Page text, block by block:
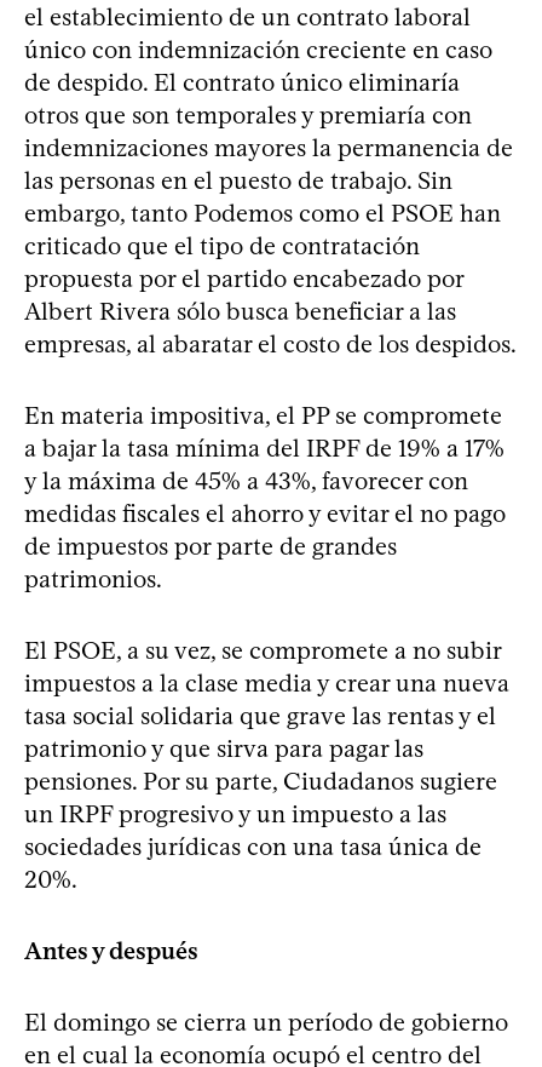
el establecimiento de un contrato laboral
único con indemnización creciente en caso
de despido. El contrato único eliminaría
otros que son temporales y premiaría con
indemnizaciones mayores la permanencia de
las personas en el puesto de trabajo. Sin
embargo, tanto Podemos como el PSOE han
criticado que el tipo de contratación
propuesta por el partido encabezado por
Albert Rivera sólo busca beneficiar a las
empresas, al abaratar el costo de los despidos.
En materia impositiva, el PP se compromete
a bajar la tasa mínima del IRPF de 19% a 17%
y la máxima de 45% a 43%, favorecer con
medidas fiscales el ahorro y evitar el no pago
de impuestos por parte de grandes
patrimonios.
El PSOE, a su vez, se compromete a no subir
impuestos a la clase media y crear una nueva
tasa social solidaria que grave las rentas y el
patrimonio y que sirva para pagar las
pensiones. Por su parte, Ciudadanos sugiere
un IRPF progresivo y un impuesto a las
sociedades jurídicas con una tasa única de
20%.
Antes y después
El domingo se cierra un período de gobierno
en el cual la economía ocupó el centro del